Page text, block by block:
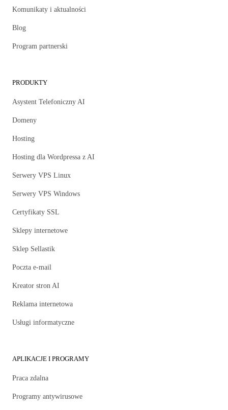
Komunikaty i aktualności
Blog
Program partnerski
PRODUKTY
Asystent Telefoniczny AI
Domeny
Hosting
Hosting dla Wordpressa z AI
Serwery VPS Linux
Serwery VPS Windows
Certyfikaty SSL
Sklepy internetowe
Sklep Sellastik
Poczta e-mail
Kreator stron AI
Reklama internetowa
Usługi informatyczne
APLIKACJE I PROGRAMY
Praca zdalna
Programy antywirusowe